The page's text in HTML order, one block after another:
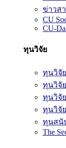
ข่าวส
CU
CU-
ทุนวิจัย
ทุนวิจัย
ทุนวิจั
ทุนวิจั
ทุนวิจั
ทุนสนั
The